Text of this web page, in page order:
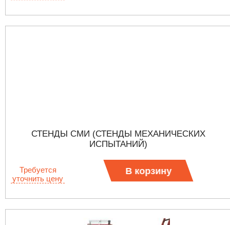
СТЕНДЫ СМИ (СТЕНДЫ МЕХАНИЧЕСКИХ
ИСПЫТАНИЙ)
Требуется
уточнить цену
В корзину